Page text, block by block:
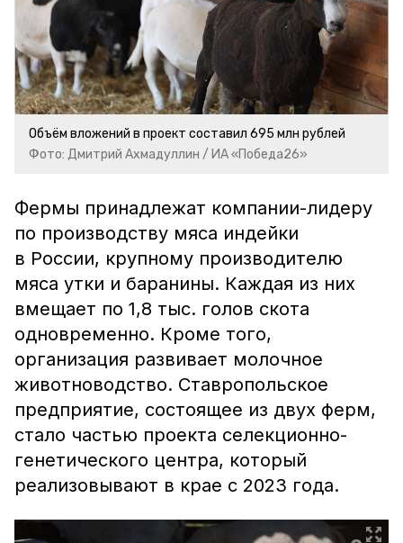
Объём вложений в проект составил 695 млн рублей
Фото: Дмитрий Ахмадуллин / ИА «Победа26»
Фермы принадлежат компании-лидеру
по производству мяса индейки
в России, крупному производителю
мяса утки и баранины. Каждая из них
вмещает по 1,8 тыс. голов скота
одновременно. Кроме того,
организация развивает молочное
животноводство. Ставропольское
предприятие, состоящее из двух ферм,
стало частью проекта селекционно-
генетического центра, который
реализовывают в крае с 2023 года.